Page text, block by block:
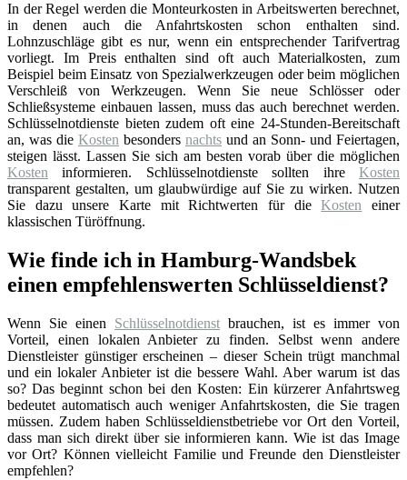
In der Regel werden die Monteurkosten in Arbeitswerten berechnet,
in denen auch die Anfahrtskosten schon enthalten sind.
Lohnzuschläge gibt es nur, wenn ein entsprechender Tarifvertrag
vorliegt. Im Preis enthalten sind oft auch Materialkosten, zum
Beispiel beim Einsatz von Spezialwerkzeugen oder beim möglichen
Verschleiß von Werkzeugen. Wenn Sie neue Schlösser oder
Schließsysteme einbauen lassen, muss das auch berechnet werden.
Schlüsselnotdienste bieten zudem oft eine 24-Stunden-Bereitschaft
an, was die Kosten besonders nachts und an Sonn- und Feiertagen,
steigen lässt. Lassen Sie sich am besten vorab über die möglichen
Kosten informieren. Schlüsselnotdienste sollten ihre Kosten
transparent gestalten, um glaubwürdige auf Sie zu wirken. Nutzen
Sie dazu unsere Karte mit Richtwerten für dieKosten einer
klassischen Türöffnung.
Wie finde ich in Hamburg-Wandsbek
einen empfehlenswerten Schlüsseldienst?
Wenn Sie einen Schlüsselnotdienst brauchen, ist es immer von
Vorteil, einen lokalen Anbieter zu finden. Selbst wenn andere
Dienstleister günstiger erscheinen – dieser Schein trügt manchmal
und ein lokaler Anbieter ist die bessere Wahl. Aber warum ist das
so? Das beginnt schon bei den Kosten: Ein kürzerer Anfahrtsweg
bedeutet automatisch auch weniger Anfahrtskosten, die Sie tragen
müssen. Zudem haben Schlüsseldienstbetriebe vor Ort den Vorteil,
dass man sich direkt über sie informieren kann. Wie ist das Image
vor Ort? Können vielleicht Familie und Freunde den Dienstleister
empfehlen?